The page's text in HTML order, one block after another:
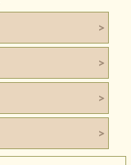
みて食経験が飛び抜け
て、成分、機能性など